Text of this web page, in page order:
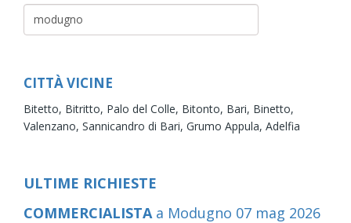
CITTÀ VICINE
Bitetto, Bitritto, Palo del Colle, Bitonto, Bari, Binetto,
Valenzano, Sannicandro di Bari, Grumo Appula, Adelfia
ULTIME RICHIESTE
COMMERCIALISTA a Modugno 07 mag 2026